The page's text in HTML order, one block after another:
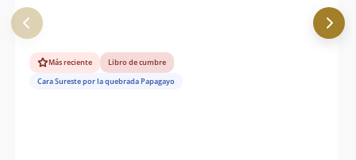
Más reciente
Libro de cumbre
Cara Sureste por la quebrada Papagayo